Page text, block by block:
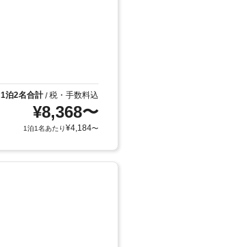
1泊2名合計/税・手数料込
¥8,368〜
1泊1名あたり¥4,184〜